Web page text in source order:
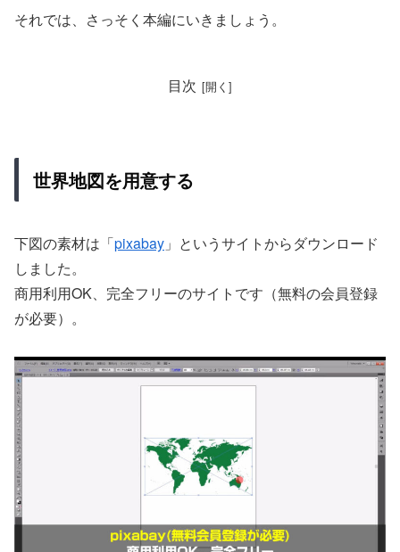
それでは、さっそく本編にいきましょう。
目次
世界地図を用意する
下図の素材は「pixabay 」というサイトからダウンロード
しました。
商用利用OK、完全フリーのサイトです（無料の会員登録
が必要）。